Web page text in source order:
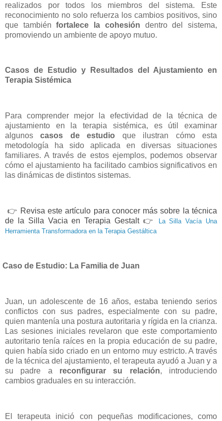
realizados por todos los miembros del sistema. Este
reconocimiento no solo refuerza los cambios positivos, sino
que tambiénfortalece la cohesión dentro del sistema,
promoviendo un ambiente de apoyo mutuo.
Casos de Estudio y Resultados del Ajustamiento en
Terapia Sistémica
Para comprender mejor la efectividad de la técnica de
ajustamiento en la terapia sistémica, es útil examinar
algunoscasos de estudio que ilustran cómo esta
metodología ha sido aplicada en diversas situaciones
familiares. A través de estos ejemplos, podemos observar
cómo el ajustamiento ha facilitado cambios significativos en
las dinámicas de distintos sistemas.
👉 Revisa este artículo para conocer más sobre la técnica
de la Silla Vacia en Terapia Gestalt 👉
La Silla Vacía Una
Herramienta Transformadora en la Terapia Gestáltica
Caso de Estudio: La Familia de Juan
Juan, un adolescente de 16 años, estaba teniendo serios
conflictos con sus padres, especialmente con su padre,
quien mantenía una postura autoritaria y rígida en la crianza.
Las sesiones iniciales revelaron que este comportamiento
autoritario tenía raíces en la propia educación de su padre,
quien había sido criado en un entorno muy estricto. A través
de la técnica del ajustamiento, el terapeuta ayudó a Juan y a
su padre a reconfigurar su relación, introduciendo
cambios graduales en su interacción.
El terapeuta inició con pequeñas modificaciones, como